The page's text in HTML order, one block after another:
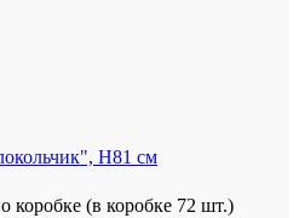
H81 см
коробке (в коробке 72 шт.)